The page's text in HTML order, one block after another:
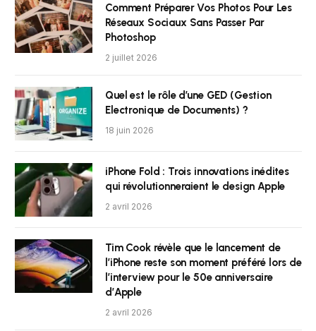
Comment Préparer Vos Photos Pour Les
Réseaux Sociaux Sans Passer Par
Photoshop
2 juillet 2026
Quel est le rôle d’une GED (Gestion
Electronique de Documents) ?
18 juin 2026
iPhone Fold : Trois innovations inédites
qui révolutionneraient le design Apple
2 avril 2026
Tim Cook révèle que le lancement de
l’iPhone reste son moment préféré lors de
l’interview pour le 50e anniversaire
d’Apple
2 avril 2026